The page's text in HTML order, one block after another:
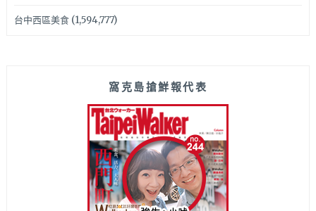
台中西區美食(1,594,777)
窩克島搶鮮報代表